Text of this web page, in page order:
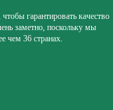
гарантировать качество
заметно, поскольку мы
чем 36 странах.